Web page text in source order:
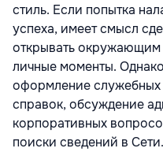
стиль. Если попытка
успеха, имеет смысл
открывать окружающим
личные моменты.
оформление служебных
справок, обсуждение
корпоративных
поиски сведений в Сети.